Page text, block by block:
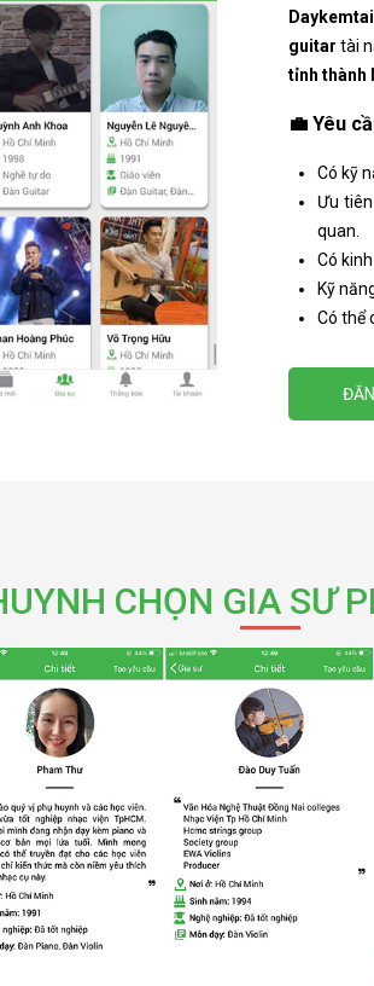
guitar tài
tỉnh thành
💼 Yêu
Có kỹ
Ưu
quan.
Có
Kỹ
Có thể
CHỌN GIA SƯ